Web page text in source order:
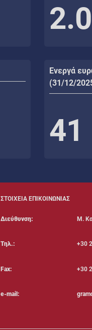
Ενεργά
(31/12/
41
ΣΤΟΙΧΕΙΑ ΕΠΙΚΟΙΝΩΝΙΑΣ
Διεύθυνση: Μ.
Τηλ.: +30
Fax: +30
e-mail: